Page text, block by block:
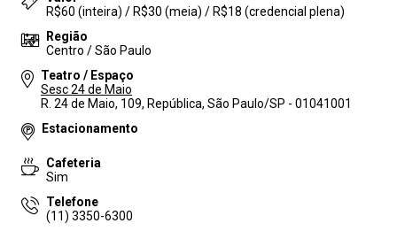
R$60 (inteira) / R$30 (meia) / R$18 (credencial plena)
Região
Centro / São Paulo
Teatro / Espaço
Sesc 24 de Maio
R. 24 de Maio, 109, República, São Paulo/SP - 01041001
Estacionamento
Cafeteria
Sim
Telefone
(11) 3350-6300